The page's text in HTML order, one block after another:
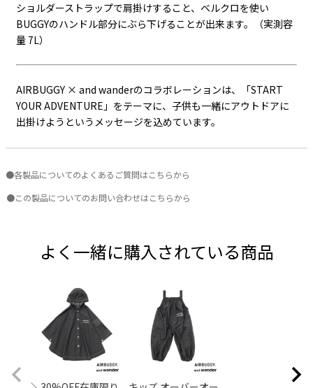
ショルダーストラップで肩掛けすること、ベルクロを使い
BUGGYのハンドル部分にぶら下げることが出来ます。（実測容
量 7L）
AIRBUGGY × and wanderのコラボレーションは、「START
YOUR ADVENTURE」をテーマに、子供も一緒にアウトドアに
出掛けようというメッセージを込めています。
●各製品についてのよくあるご質問はこちらから
●この製品についてのお問い合わせはこちらから
よく一緒に購入されている商品